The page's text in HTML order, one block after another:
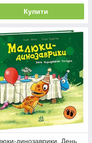
Купити
динозаврики. День